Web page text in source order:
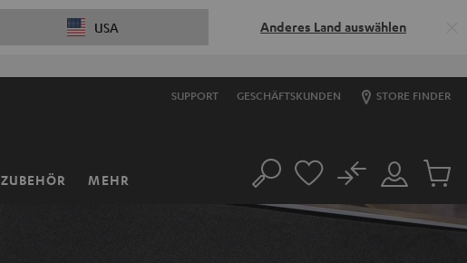
USA Anderes Land auswählen
SUPPORT GESCHÄFTSKUNDEN STORE FINDER
ZUBEHÖR MEHR Suche
Mein
Konto
No
Artikel